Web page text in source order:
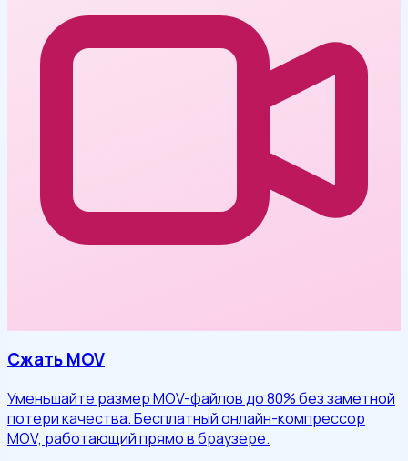
Сжать MOV
Уменьшайте размер MOV-файлов до 80% без заметной
потери качества. Бесплатный онлайн-компрессор
MOV, работающий прямо в браузере.